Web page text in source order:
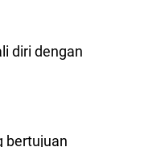
diri dengan
bertujuan